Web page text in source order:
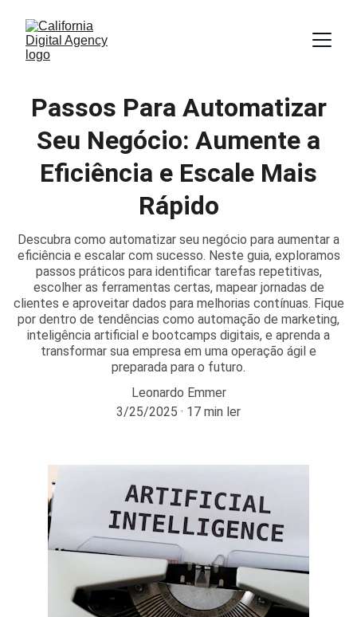
Passos Para Automatizar
Seu Negócio: Aumente a
Eficiência e Escale Mais
Rápido
Descubra como automatizar seu negócio para aumentar a
eficiência e escalar com sucesso. Neste guia, exploramos
passos práticos para identificar tarefas repetitivas,
escolher as ferramentas certas, mapear jornadas de
clientes e aproveitar dados para melhorias contínuas. Fique
por dentro de tendências como automação de marketing,
inteligência artificial e bootcamps digitais, e aprenda a
transformar sua empresa em uma operação ágil e
preparada para o futuro.
Leonardo Emmer
3/25/2025
17 min ler